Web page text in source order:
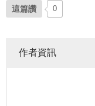
這篇讚 0
作者資訊